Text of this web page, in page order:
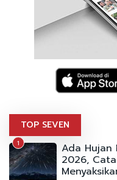
TOP SEVEN
1 Ada
2026,